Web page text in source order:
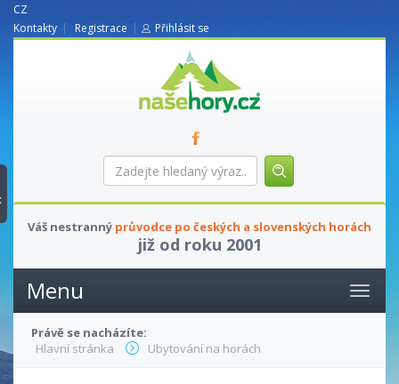
CZ
Kontakty
Registrace Přihlásit se
nasehory.cz
Zadejte
hledaný
Váš nestranný průvodce po českých a slovenských horách
již od roku 2001
Menu
Právě se nacházíte:
Hlavní stránka
Ubytování na horách